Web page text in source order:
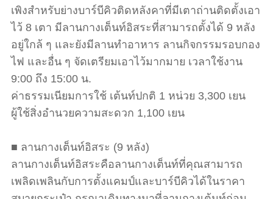
เพิงสำหรับย่างบาร์บีคิวติดหลังคาที่มีเตาถ่านติดตั้งเอา
ไว้ 8 เตา มีลานกางเต็นท์อิสระที่สามารถตั้งได้ 9 หลัง
อยู่ใกล้ ๆ และยังมีลานทำอาหาร ลานกิจกรรมรอบกอง
ไฟ และอื่น ๆ จัดเตรียมเอาไว้มากมาย เวลาใช้งาน
9:00 ถึง 15:00 น.
ค่าธรรมเนียมการใช้ เต้นท์ปกติ 1 หน่วย 3,300 เยน
ผู้ใช้สิ่งอำนวยความสะดวก 1,100 เยน
■ ลานกางเต็นท์อิสระ (9 หลัง)
ลานกางเต็นท์อิสระคือลานกางเต็นท์ที่คุณสามารถ
เพลิดเพลินกับการตั้งแคมป์และบาร์บีคิวได้ในราคา